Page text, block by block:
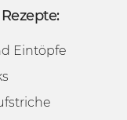
Eintöpfe